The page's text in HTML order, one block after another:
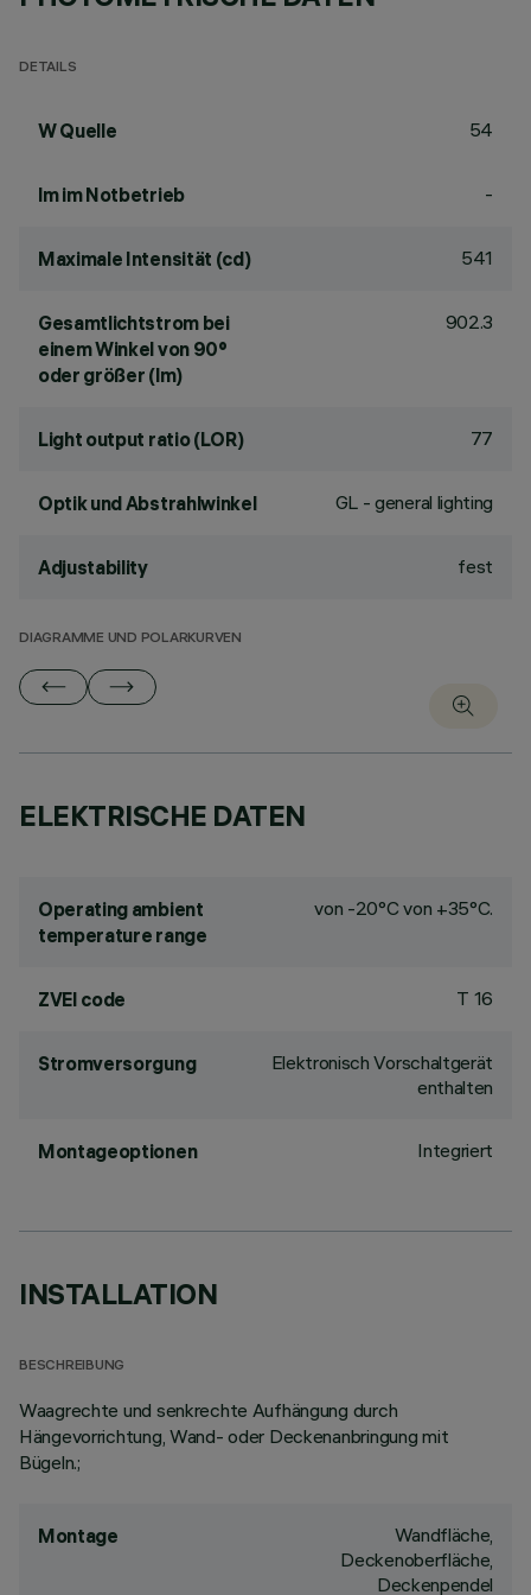
DETAILS
W Quelle 54
lm im Notbetrieb -
Maximale Intensität (cd) 541
Gesamtlichtstrom bei
einem Winkel von 90°
oder größer (lm)
902.3
Light output ratio (LOR) 77
Optik und Abstrahlwinkel GL - general lighting
Adjustability fest
DIAGRAMME UND POLARKURVEN
ELEKTRISCHE DATEN
Operating ambient
temperature range
von -20°C von +35°C.
ZVEI code T 16
Stromversorgung
Elektronisch Vorschaltgerät
enthalten
Montageoptionen Integriert
INSTALLATION
BESCHREIBUNG
Waagrechte und senkrechte Aufhängung durch
Hängevorrichtung, Wand- oder Deckenanbringung mit
Bügeln.;
Montage
Wandfläche,
Deckenoberfläche,
Deckenpendel